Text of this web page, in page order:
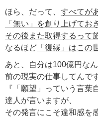
ほら、だって、 すべてが
「無い」を創り上げてお
その後また取得するって
なるほど 「復縁」はこの
あと、自分は100億円な
前の現実の仕事してんで
『「願望」っていう言葉
達人が言いますが、
その発言にこそ違和感を